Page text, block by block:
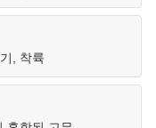
, 착륙